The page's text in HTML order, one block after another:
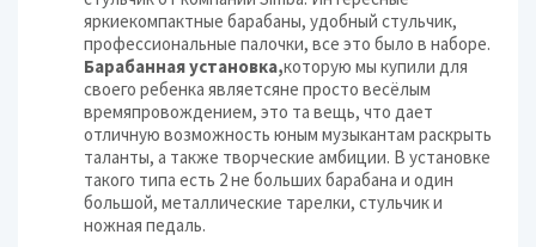
яркиекомпактные барабаны, удобный стульчик,
профессиональные палочки, все это было в наборе.
Барабанная установка,которую мы купили для
своего ребенка являетсяне просто весёлым
времяпровождением, это та вещь, что дает
отличную возможность юным музыкантам раскрыть
таланты, а также творческие амбиции. В установке
такого типа есть 2 не больших барабана и один
большой, металлические тарелки, стульчик и
ножная педаль.